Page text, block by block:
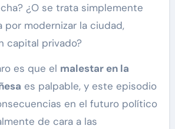
¿O se trata simplemente
por modernizar la ciudad,
capital privado?
es que el malestar en la
es palpable, y este episodio
en el futuro político
de cara a las